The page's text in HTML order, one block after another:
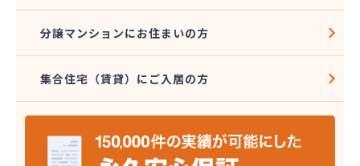
関東ガス株式会社
丸山産業
丸子日通プロパン販売有限会社
宮原酸素株式会社 長野営業所
宮島燃料店
協同組合千曲エルピーガス供給センター
橋本産業株式会社 丸子連絡所
分譲マンションにお住まいの方
集合住宅（賃貸）にご入居の方